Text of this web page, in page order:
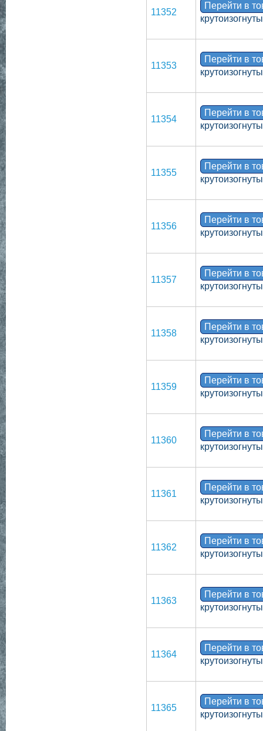
11352
Перейти в
11353
Перейти в
11354
Перейти в
11355
Перейти в
11356
Перейти в
11357
Перейти в
11358
Перейти в
11359
Перейти в
11360
Перейти в
11361
Перейти в
11362
Перейти в
11363
Перейти в
11364
Перейти в
11365
Перейти в